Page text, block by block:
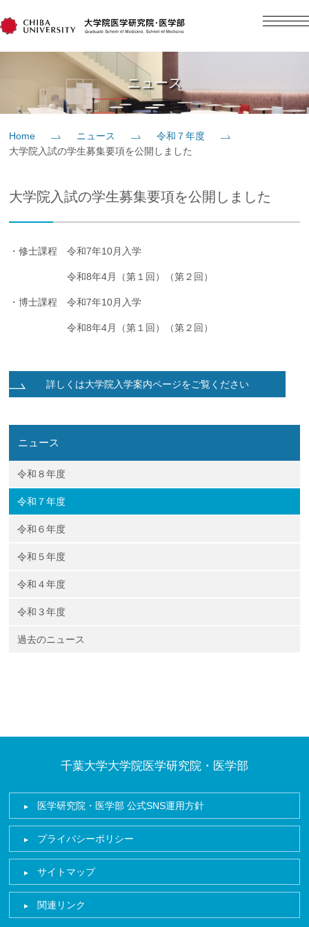
日本語
研究
入学案内
交通アクセス
ニュース
Home ニュース
令和７年度
大学院入試の学生募集要項を公開しました
大学院入試の学生募集要項を公開しました
・修士課程 令和7年10月入学
令和8年4月（第１回）（第２回）
・博士課程 令和7年10月入学
令和8年4月（第１回）（第２回）
詳しくは大学院入学案内ページをご覧ください
ニュース
令和８年度
令和７年度
令和６年度
令和５年度
令和４年度
令和３年度
過去のニュース
千葉大学大学院医学研究院・医学部
医学研究院・医学部 公式SNS運用方針
プライバシーポリシー
サイトマップ
関連リンク